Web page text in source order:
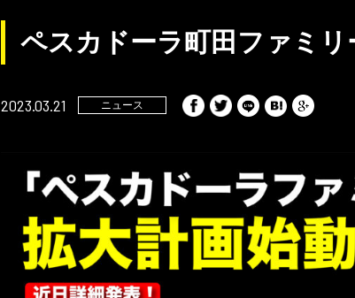
ペスカドーラ町田ファミリ
2023.03.21 ニュース